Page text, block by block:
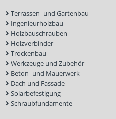
Terrassen- und Gartenbau
Ingenieurholzbau
Holzbauschrauben
Holzverbinder
Trockenbau
Werkzeuge und Zubehör
Beton- und Mauerwerk
Dach und Fassade
Solarbefestigung
Schraubfundamente